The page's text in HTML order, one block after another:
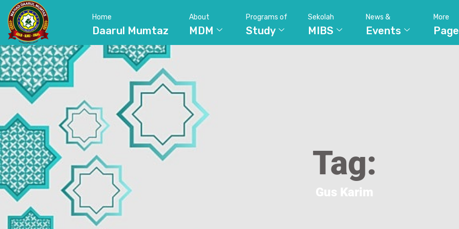
Home
Daarul Mumtaz
About
MDM
Programs of
Study
Sekolah
MIBS
News &
Events
More
Tag:
Gus Karim